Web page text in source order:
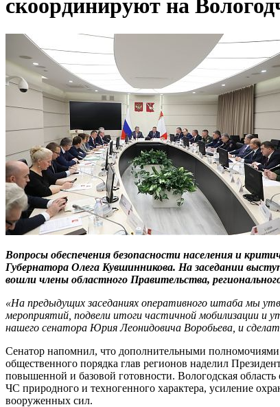
скоординируют на
Вопросы обеспечения безопасности населения и
Губернатора Олега Кувшинникова. На заседании
вошли члены областного Правительства,
«На предыдущих заседаниях оперативного штаба мы
мероприятий, подвели итоги частичной мобилизации и
нашего сенатора Юрия Леонидовича Воробьева, и
Сенатор напомнил, что дополнительными
общественного порядка глав регионов наделил
повышенной и базовой готовности. Вологодская
ЧС природного и техногенного характера, усиление
вооруженных сил.